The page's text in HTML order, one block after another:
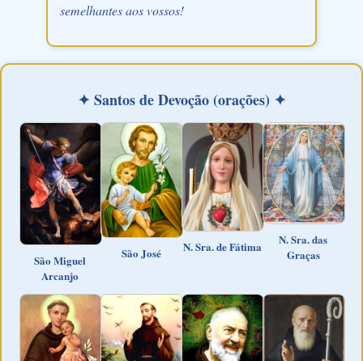
semelhantes aos vossos!
✦ Santos de Devoção (orações) ✦
São Miguel
Arcanjo
São José N. Sra. de Fátima
N. Sra. das
Graças